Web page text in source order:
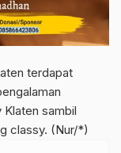
terdapat
sambil
classy. (Nur/*)